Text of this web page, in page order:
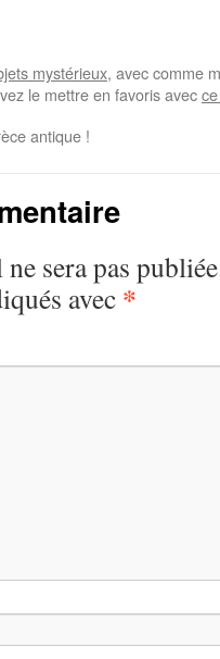
mystérieux, avec comme
le mettre en favoris avec
antique !
sera pas
avec *